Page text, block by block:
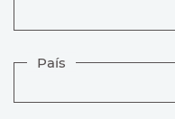
País